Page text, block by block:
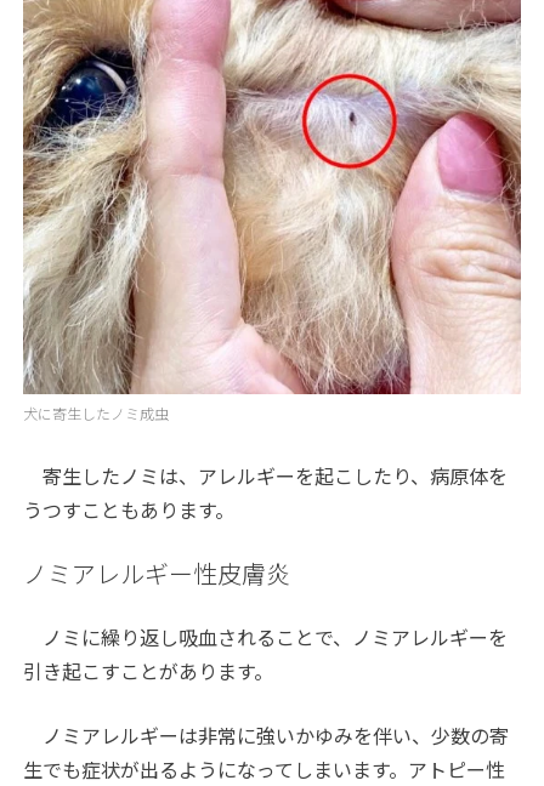
犬に寄生したノミ成虫
寄生したノミは、アレルギーを起こしたり、病原体を
うつすこともあります。
ノミアレルギー性皮膚炎
ノミに繰り返し吸血されることで、ノミアレルギーを
引き起こすことがあります。
ノミアレルギーは非常に強いかゆみを伴い、少数の寄
生でも症状が出るようになってしまいます。アトピー性